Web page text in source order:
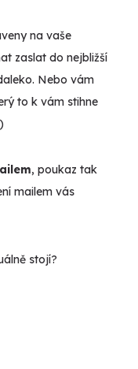
na vaše
zaslat do nejbližší
Nebo vám
to k vám stihne
, poukaz tak
mailem vás
stojí?